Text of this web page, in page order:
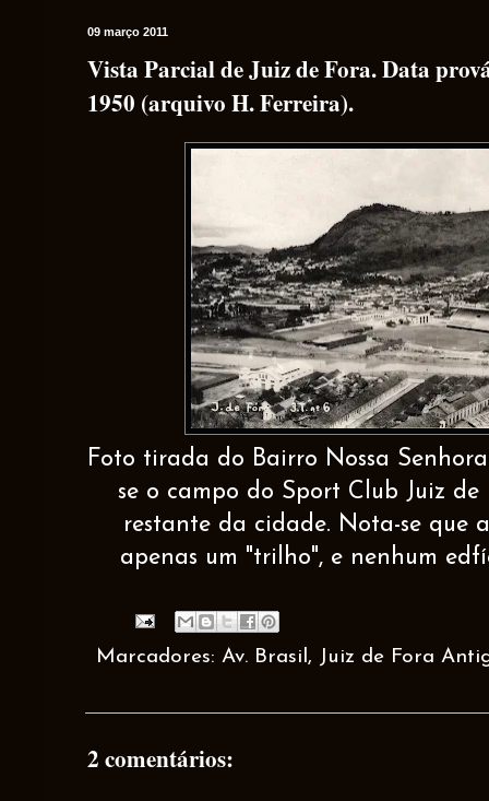
09 março 2011
Vista Parcial de Juiz de Fora. Data
1950 (arquivo H. Ferreira).
Foto tirada do Bairro Nossa
se o campo do Sport Club Juiz de
restante da cidade. Nota-se que
apenas um "trilho", e nenhum
Marcadores: Av. Brasil , Juiz de Fora
2 comentários: